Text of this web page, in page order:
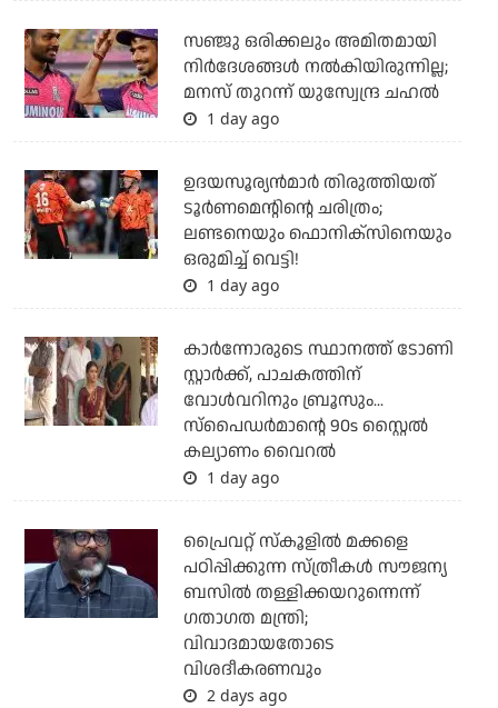
സഞ്ജു ഒരിക്കലും അമിതമായി
നിര്‍ദേശങ്ങള്‍ നല്‍കിയിരുന്നില്ല;
മനസ് തുറന്ന് യുസ്വേന്ദ്ര ചഹല്‍
1 day ago
ഉദയസൂര്യന്‍മാര്‍ തിരുത്തിയത്
ടൂര്‍ണമെന്റിന്റെ ചരിത്രം;
ലണ്ടനെയും ഫൊനിക്‌സിനെയും
ഒരുമിച്ച് വെട്ടി!
1 day ago
കാര്‍ന്നോരുടെ സ്ഥാനത്ത് ടോണി
സ്റ്റാര്‍ക്ക്, പാചകത്തിന്
വോള്‍വറിനും ബ്രൂസും...
സ്‌പൈഡര്‍മാന്റെ 90s സ്റ്റൈല്‍
കല്യാണം വൈറല്‍
1 day ago
പ്രൈവറ്റ് സ്‌കൂളില്‍ മക്കളെ
പഠിപ്പിക്കുന്ന സ്ത്രീകള്‍ സൗജന്യ
ബസില്‍ തള്ളിക്കയറുന്നെന്ന്
ഗതാഗത മന്ത്രി;
വിവാദമായതോടെ
വിശദീകരണവും
2 days ago